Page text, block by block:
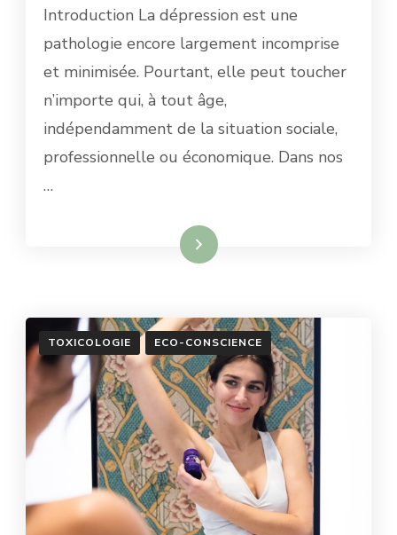
Introduction La dépression est une
pathologie encore largement incomprise
et minimisée. Pourtant, elle peut toucher
n’importe qui, à tout âge,
indépendamment de la situation sociale,
professionnelle ou économique. Dans nos
…
Lire la suite
TOXICOLOGIE ECO-CONSCIENCE